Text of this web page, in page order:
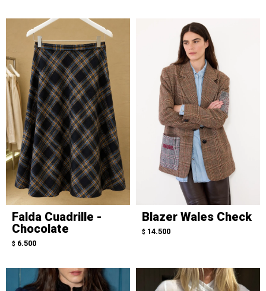
Falda Cuadrille -
Chocolate
$ 6.500
Blazer Wales Check
$ 14.500